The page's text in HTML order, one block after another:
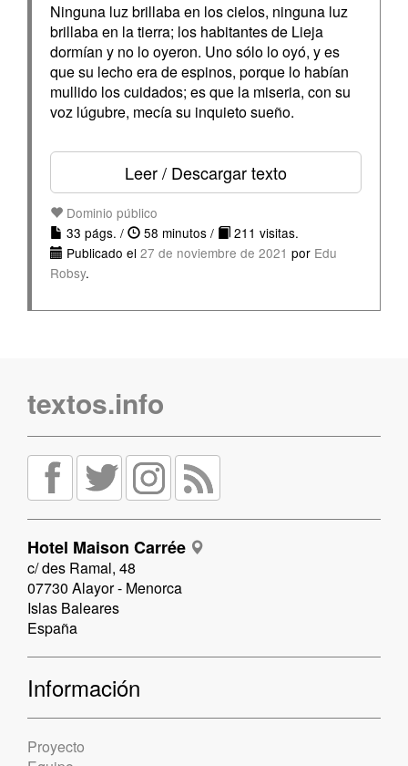
Ninguna luz brillaba en los cielos, ninguna luz
brillaba en la tierra; los habitantes de Lieja
dormían y no lo oyeron. Uno sólo lo oyó, y es
que su lecho era de espinos, porque lo habían
mullido los cuidados; es que la miseria, con su
voz lúgubre, mecía su inquieto sueño.
Leer / Descargar texto
Dominio público
33 págs. /
58 minutos /
211 visitas.
Publicado el 27 de noviembre de 2021 por Edu
Robsy.
textos.info
Hotel Maison Carrée
c/ des Ramal, 48
07730 Alayor - Menorca
Islas Baleares
España
Información
Proyecto